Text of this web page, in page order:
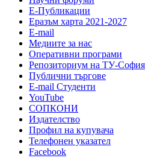
Е-Публикации
Еразъм харта 2021-2027
E-mail
Медиите за нас
Оперативни програми
Репозиториум на ТУ-София
Публични търгове
Е-mail Студенти
YouTube
СОПКОНИ
Издателство
Профил на купувача
Телефонен указател
Facebook